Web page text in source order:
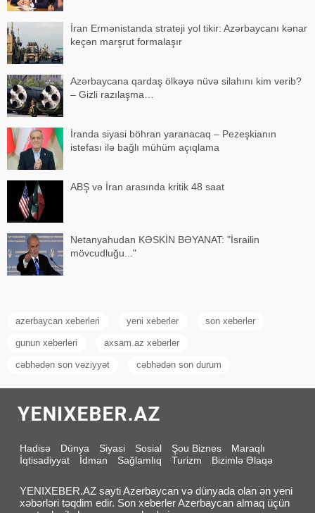
İran Ermənistanda strateji yol tikir: Azərbaycanı kənar
keçən marşrut formalaşır
Azərbaycana qardaş ölkəyə nüvə silahını kim verib?
– Gizli razılaşma…
İranda siyasi böhran yaranacaq – Pezeşkianın
istefası ilə bağlı mühüm açıqlama
ABŞ və İran arasında kritik 48 saat
Netanyahudan KƏSKİN BƏYANAT: "İsrailin
mövcudluğu..."
azerbaycan xeberleri yeni xeberler son xeberler
gunun xeberleri axsam.az xeberler
cəbhədən son vəziyyət cəbhədən son durum
Hadisə Dünya Siyasi Sosial Şou Biznes
Maraqlı
İqtisadiyyat
İdman Sağlamlıq Turizm Bizimlə Əlaqə
YENIXEBER.AZ sayti Azerbaycan və dünyada olan ən yeni
xəbərləri təqdim edir. Son xeberler Azerbaycan almaq üçün